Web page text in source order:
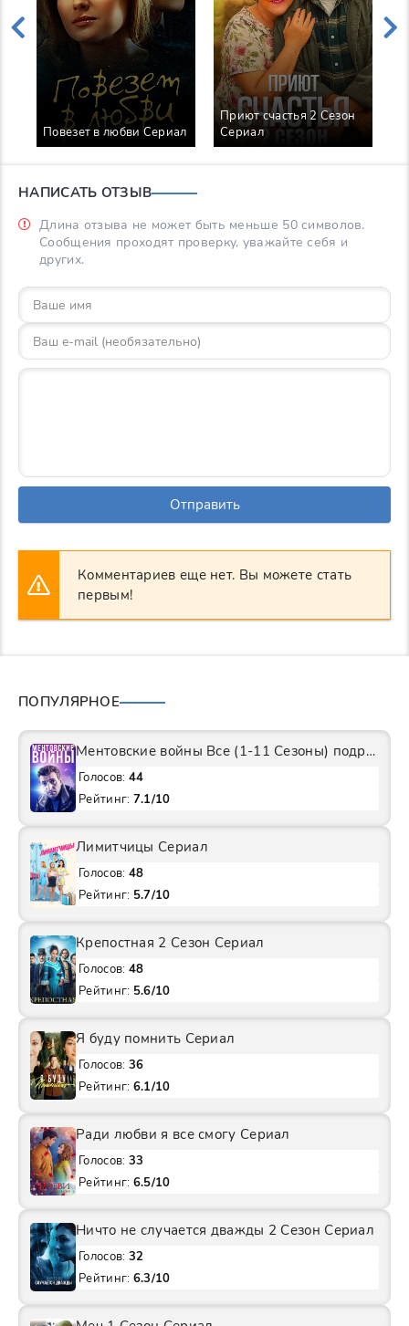
Повезет в любви Сериал
Приют счастья 2 Сезон
Сериал
НАПИСАТЬ ОТЗЫВ
Длина отзыва не может быть меньше 50 символов.
Сообщения проходят проверку, уважайте себя и
других.
Отправить
Комментариев еще нет. Вы можете стать
первым!
ПОПУЛЯРНОЕ
Ментовские войны Все (1-11 Сезоны) подряд Сериал
Голосов: 44
Рейтинг: 7.1/10
Лимитчицы Сериал
Голосов: 48
Рейтинг: 5.7/10
Крепостная 2 Сезон Сериал
Голосов: 48
Рейтинг: 5.6/10
Я буду помнить Сериал
Голосов: 36
Рейтинг: 6.1/10
Ради любви я все смогу Сериал
Голосов: 33
Рейтинг: 6.5/10
Ничто не случается дважды 2 Сезон Сериал
Голосов: 32
Рейтинг: 6.3/10